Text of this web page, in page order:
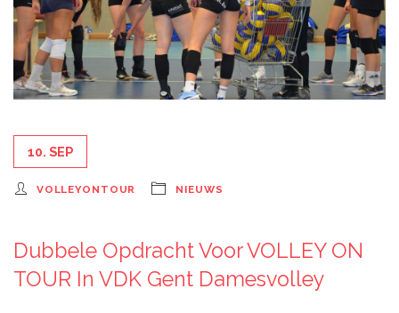
10. SEP
VOLLEYONTOUR NIEUWS
Dubbele Opdracht Voor VOLLEY ON
TOUR In VDK Gent Damesvolley